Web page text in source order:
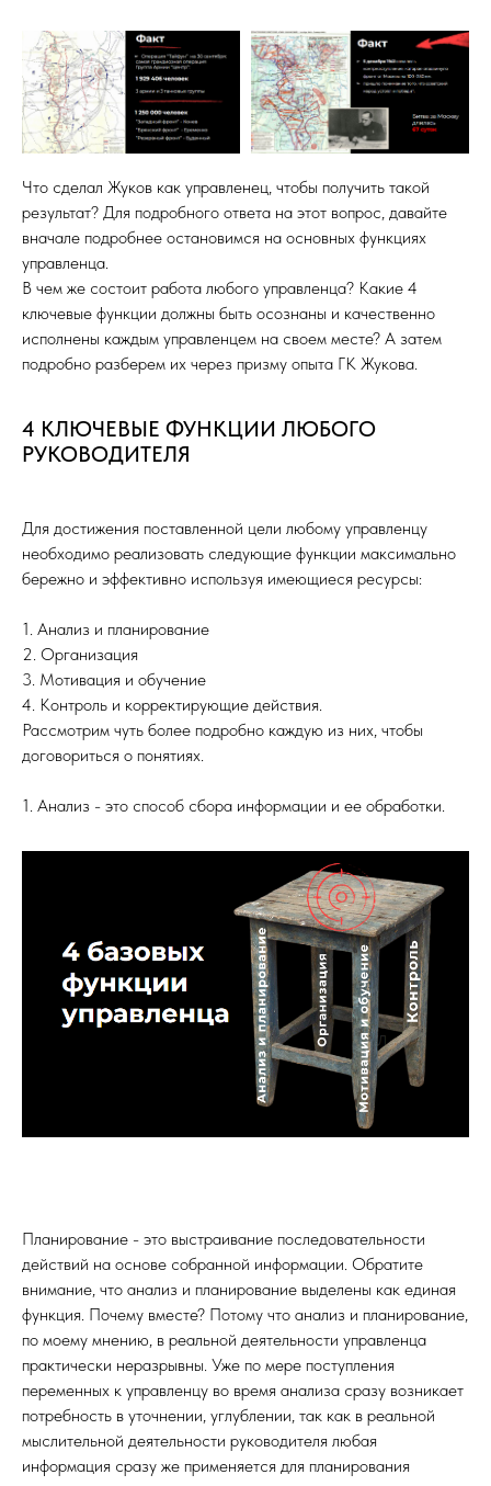
Что сделал Жуков как управленец, чтобы получить такой
результат? Для подробного ответа на этот вопрос, давайте
вначале подробнее остановимся на основных функциях
управленца.
В чем же состоит работа любого управленца? Какие 4
ключевые функции должны быть осознаны и качественно
исполнены каждым управленцем на своем месте? А затем
подробно разберем их через призму опыта ГК Жукова.
4 КЛЮЧЕВЫЕ ФУНКЦИИ ЛЮБОГО
РУКОВОДИТЕЛЯ
Для достижения поставленной цели любому управленцу
необходимо реализовать следующие функции максимально
бережно и эффективно используя имеющиеся ресурсы:
1. Анализ и планирование
2. Организация
3. Мотивация и обучение
4. Контроль и корректирующие действия.
Рассмотрим чуть более подробно каждую из них, чтобы
договориться о понятиях.
1. Анализ - это способ сбора информации и ее обработки.
Планирование - это выстраивание последовательности
действий на основе собранной информации. Обратите
внимание, что анализ и планирование выделены как единая
функция. Почему вместе? Потому что анализ и планирование,
по моему мнению, в реальной деятельности управленца
практически неразрывны. Уже по мере поступления
переменных к управленцу во время анализа сразу возникает
потребность в уточнении, углублении, так как в реальной
мыслительной деятельности руководителя любая
информация сразу же применяется для планирования